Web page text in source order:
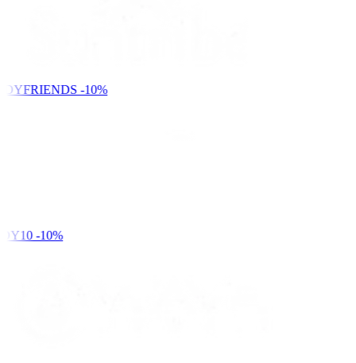
-10%
-10%